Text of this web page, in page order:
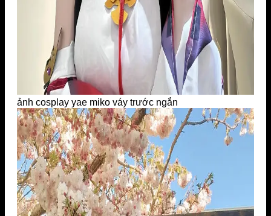
ảnh cosplay yae miko váy trước ngắn